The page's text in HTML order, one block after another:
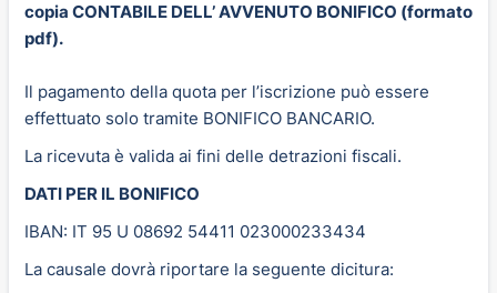
copia CONTABILE DELL’ AVVENUTO BONIFICO (formato
pdf).
Il pagamento della quota per l’iscrizione può essere
effettuato solo tramite BONIFICO BANCARIO.
La ricevuta è valida ai fini delle detrazioni fiscali.
DATI PER IL BONIFICO
IBAN: IT 95 U 08692 54411 023000233434
La causale dovrà riportare la seguente dicitura: